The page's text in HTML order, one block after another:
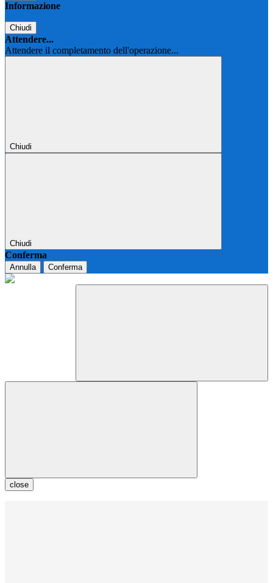
Informazione
Chiudi
Attendere...
Attendere il completamento dell'operazione...
Chiudi
Chiudi
Conferma
Annulla Conferma
close